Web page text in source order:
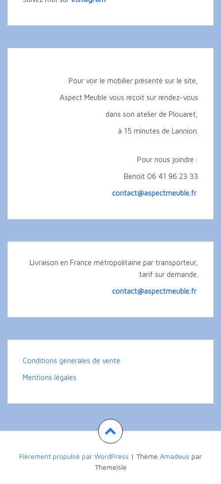
Pour voir le mobilier présenté sur le site,
Aspect Meuble vous reçoit sur rendez-vous
dans son atelier de Plouaret,
à 15 minutes de Lannion.
Pour nous joindre :
Benoit 06 41 96 23 33
contact@aspectmeuble.fr
Livraison en France métropolitaine par transporteur,
tarif sur demande.
contact@aspectmeuble.fr
Conditions générales de vente
Mentions légales
Fièrement propulsé par WordPress | Thème Amadeus par
Themeisle